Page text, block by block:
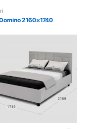
2160×1740